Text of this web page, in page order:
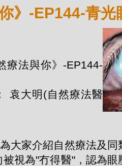
》-EP144-青光
療法與你》-EP144-
袁大明(自然療法醫
大家介紹自然療法及
視為"冇得醫"，認為